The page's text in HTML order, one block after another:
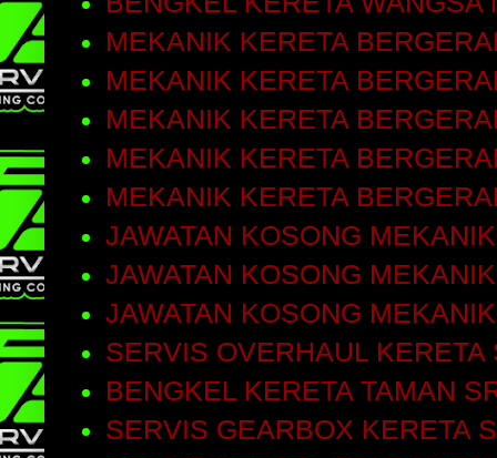
MEKANIK KERETA
MEKANIK KERETA
MEKANIK KERETA
MEKANIK KERETA
MEKANIK KERETA
JAWATAN KOSONG MEKANIK
JAWATAN KOSONG
JAWATAN KOSONG
SERVIS OVERHAUL KERETA
BENGKEL KERETA TAMAN
SERVIS GEARBOX KERETA